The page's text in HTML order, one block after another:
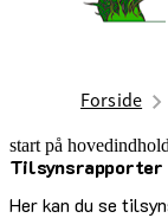
Forside
start på hovedindhold
Tilsynsrapporter
Her kan du se
senest opdateret 10.